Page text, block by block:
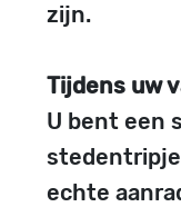
zijn.
Tijdens uw
U bent een
stedentripje
echte